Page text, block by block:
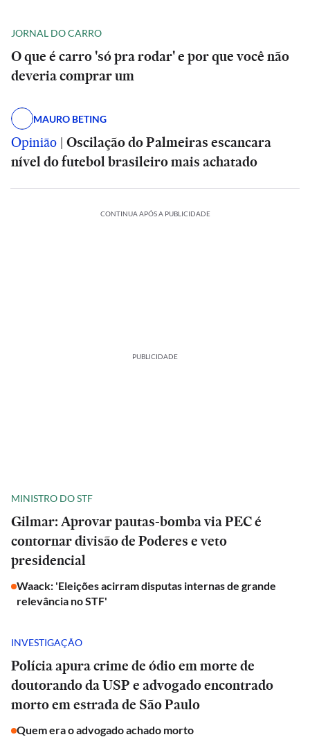
JORNAL DO CARRO
O que é carro 'só pra rodar' e por que você não
deveria comprar um
MAURO BETING
Opinião | Oscilação do Palmeiras escancara
nível do futebol brasileiro mais achatado
CONTINUA APÓS A PUBLICIDADE
PUBLICIDADE
MINISTRO DO STF
Gilmar: Aprovar pautas-bomba via PEC é
contornar divisão de Poderes e veto
presidencial
Waack: 'Eleições acirram disputas internas de grande
relevância no STF'
INVESTIGAÇÃO
Polícia apura crime de ódio em morte de
doutorando da USP e advogado encontrado
morto em estrada de São Paulo
Quem era o advogado achado morto